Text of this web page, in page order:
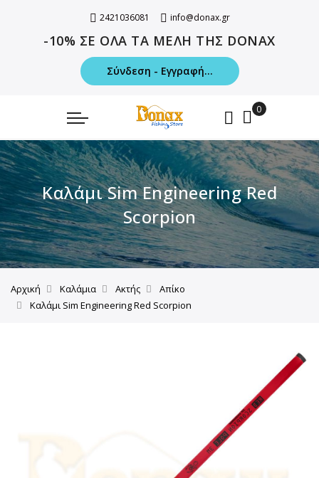
2421036081 info@donax.gr
-10% ΣΕ ΟΛΑ ΤΑ ΜΕΛΗ ΤΗΣ DONAX
Σύνδεση - Εγγραφή...
Καλάμι Sim Engineering Red
Scorpion
Αρχική Καλάμια Ακτής
Απίκο
Καλάμι Sim Engineering Red Scorpion